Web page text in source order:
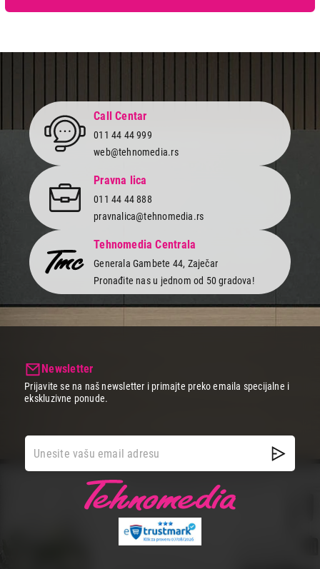
Call Centar
011 44 44 999
web@tehnomedia.rs
Pravna lica
011 44 44 888
pravnalica@tehnomedia.rs
Tehnomedia Centrala
Generala Gambete 44, Zaječar
Pronađite nas u jednom od 50 gradova!
Newsletter
Prijavite se na naš newsletter i primajte preko emaila specijalne i
ekskluzivne ponude.